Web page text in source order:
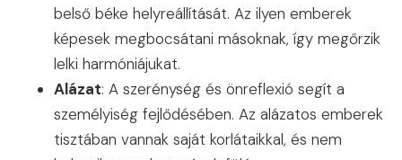
belső béke helyreállítását. Az ilyen emberek
képesek megbocsátani másoknak, így megőrzik
lelki harmóniájukat.
Alázat: A szerénység és önreflexió segít a
személyiség fejlődésében. Az alázatos emberek
tisztában vannak saját korlátaikkal, és nem